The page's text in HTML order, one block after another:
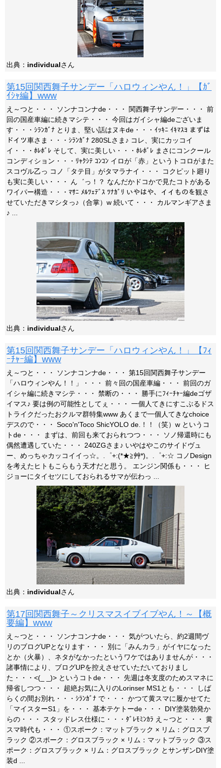
出典： individualさん
第15回関西舞子サンデー「ハロウィンやん！」【ｶﾞ
ｲｼｬ編】www
え～つと・・・ ソンナコンナde・・・ 関西舞子サンデー・・・ 前
回の国産車編に続きマシテ・・・ 今回はガイシャ編deございま
す・・・ｼﾗﾝｶﾞﾅ とりま、堅い話はヌキde・・・ｲｯｷﾆ ｲｷﾏｽﾖ まずは
ドイツ車さま・・・ｼﾗﾝｶﾞﾅ 280SLさま♪ コレ、実にカッコイ
イ・・・ﾎﾚﾎﾞﾚ そして、実に美しい・・・ﾎﾚﾎﾞﾚ まさにコンクール
コンディション・・・ﾘｬｸｼﾃ ｺﾝｺﾝ イロが「赤」というトコロがまた
スコヴル乙っ コノ「タテ目」がタマラナイ・・・ コクピット廻り
も実に美しい・・・ ん゛っ！？ なんだかドコかで見たコトがある
ワイパー構造・・・ﾏｻﾆ ﾒﾙﾂｪﾃﾞｽ ﾂﾅｶﾞﾘ いやはや、イイものを観さ
せていただきマシタっ♪（合掌）w 続いて・・・ カルマンギアさま
♪ ...
出典： individualさん
第15回関西舞子サンデー「ハロウィンやん！」【ﾌｨ
ｰﾁｬｰ編】www
え～つと・・・ ソンナコンナde・・・ 第15回関西舞子サンデー
「ハロウィンやん！！」・・・ 前々回の国産車編・・・ 前回のガ
イシャ編に続きマシテ・・・ 禁断の・・・ 勝手にﾌｨｰﾁｬｰ編deゴザ
イマス♪ 要は例の可能性としてぇ・・・ 一個人てきにすこぶるドス
トライクだったおクルマ群特集www あくまで一個人てきなchoice
デスので・・・ Soco'n'Toco ShicYOLO de.！！（笑）w というコ
トde・・・ まずは、前回も来ておられつつ・・・ ソノ帰還時にも
偶然遭遇していた・・・ 240ZGさま♪ いやはやこのサイドヴュ
ー、めっちゃカッコイイっ☆。.゜+:(*★≧艸*)。.゜+:☆ コノDesign
を考えたヒトもこらもう天才だと思う。 エンジン関係も・・・ ヒ
ジョーにタイセツにしておられるサマが伝わっ ...
出典： individualさん
第17回関西舞子～クリスマスイブイブやん！～【概
要編】www
え～つと・・・ ソンナコンナde・・・ 気がついたら、約2週間ヴ
リのブログUPとなります・・・ 別に「みんカラ」がイヤになった
とか（火暴）、ネタがなかったというワケではありませんが・・・
諸事情により、ブログUPを控えさせていただいておりまし
た・・・<(_ _)> というコトde・・・ 先週は冬支度のためスマネに
帰省しつつ・・・ 超絶お気に入りのLorinser MS1とも・・・ しば
らくの間お別れ・・・ｼﾗﾝｶﾞﾅ で・・・ かつて黄スマに履かせてた
「マイスターS1」を・・・ 基本テケトーde・・・ DIY塗装勃発か
らの・・・ スタッドレス仕様に・・・ﾀﾞﾚﾓﾐﾝｶﾗ え～つと・・・ 黄
スマ時代も・・・ ①スポーク：マットブラック × リム：グロスブ
ラック ②スポーク：グロスブラック × リム：マットブラック ③ス
ポーク：グロスブラック × リム：グロスブラック とサンザンDIY塗
装d ...